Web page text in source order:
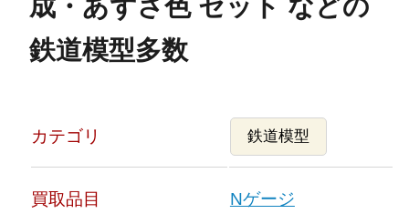
成・あずさ色 セット などの
鉄道模型多数
カテゴリ 鉄道模型
買取品目 Nゲージ